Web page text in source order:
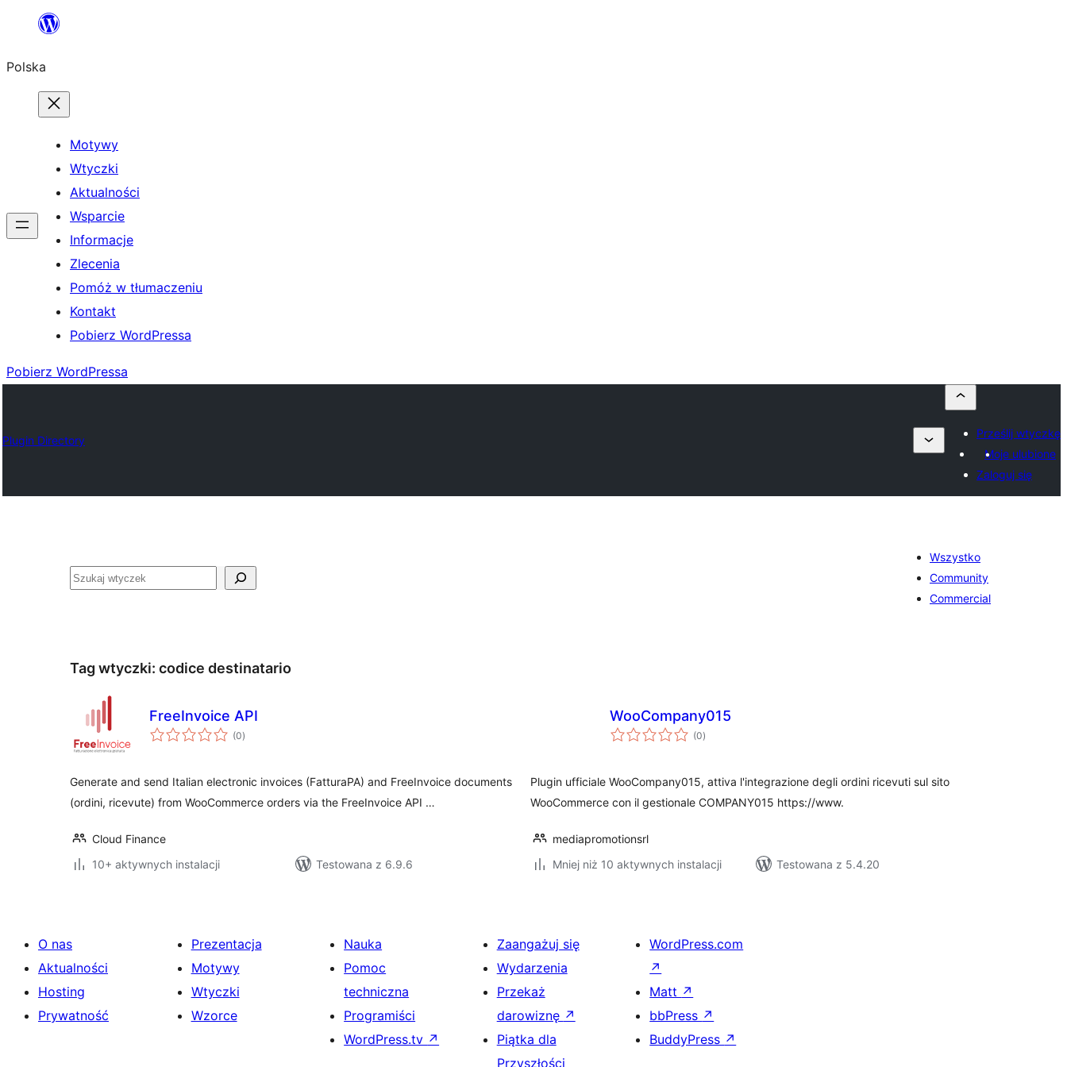
Przejdź
treści
Polska
Motywy
Wtyczki
Aktualności
Wsparcie
Informacje
Zlecenia
Pomóż w tłumaczeniu
Kontakt
Pobierz WordPressa
Pobierz WordPressa
Plugin Directory
Prześlij wtyczkę
Moje ulubione
Zaloguj się
Szukaj
Wszystko
Community
Commercial
Tag wtyczki: codice destinatario
FreeInvoice API
(0wszystkich
ocen
)
Generate and send Italian electronic invoices (FatturaPA) and FreeInvoice documents
(ordini, ricevute) from WooCommerce orders via the FreeInvoice API …
Cloud Finance
10+ aktywnych instalacji
Testowana z 6.9.6
WooCompany015
(0wszystkich
ocen
)
Plugin ufficiale WooCompany015, attiva l'integrazione degli ordini ricevuti sul sito
WooCommerce con il gestionale COMPANY015 https://www.
mediapromotionsrl
Mniej niż 10 aktywnych instalacji
Testowana z 5.4.20
O nas
Aktualności
Hosting
Prywatność
Prezentacja
Motywy
Wtyczki
Wzorce
Nauka
Pomoc
techniczna
Programiści
WordPress.tv ↗
Zaangażuj się
Wydarzenia
Przekaż
darowiznę ↗
Piątka dla
Przyszłości
WordPress.com
↗
Matt ↗
bbPress ↗
BuddyPress ↗